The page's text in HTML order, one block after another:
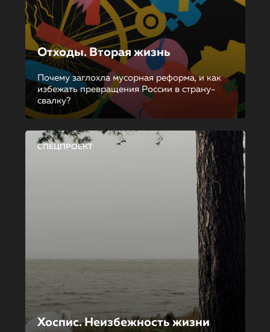
Отходы. Вторая жизнь
Почему заглохла мусорная реформа, и как
избежать превращения России в страну-
свалку?
СПЕЦПРОЕКТ
Хоспис. Неизбежность жизни